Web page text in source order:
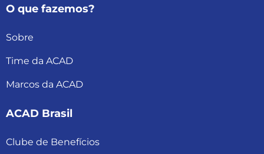
O que fazemos?
Sobre
Time da ACAD
Marcos da ACAD
ACAD Brasil
Clube de Benefícios